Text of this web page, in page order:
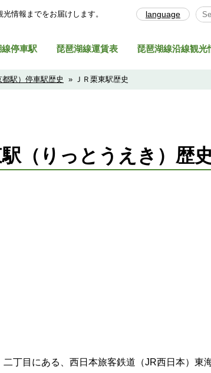
情報までをお届けします。 language
停車駅 琵琶湖線運賃表 琵琶湖線沿線観光
駅）停車駅歴史 » ＪＲ栗東駅歴史
（りっとうえき）歴史
丁目にある、西日本旅客鉄道（JR西日本）東